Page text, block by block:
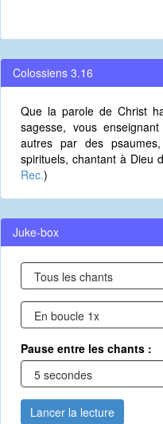
Colossiens 3.16
Que la parole de Christ
sagesse, vous
autres par des
spirituels, chantant à Dieu
Rec.)
Juke-box
Pause entre les chants :
Lancer la lecture